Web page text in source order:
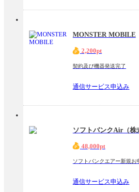
MONSTER MOBILE
2,200pt
契約及び機器発送完了
通信サービス申込み
ソフトバンクAir（株
48,000pt
ソフトバンクエアー新規お
通信サービス申込み